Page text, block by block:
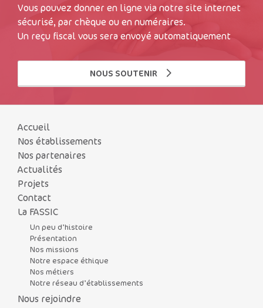
Vous pouvez donner en ligne via notre site internet
sécurisé, par chèque ou en numéraires.
Un reçu fiscal vous sera envoyé automatiquement
NOUS SOUTENIR
Accueil
Nos établissements
Nos partenaires
Actualités
Projets
Contact
La FASSIC
Un peu d’histoire
Présentation
Nos missions
Notre espace éthique
Nos métiers
Notre réseau d’établissements
Nous rejoindre